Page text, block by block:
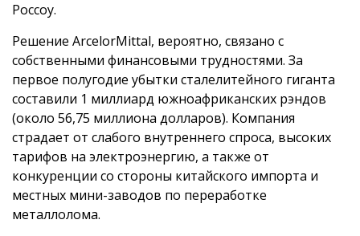
Россоу.
Решение ArcelorMittal, вероятно, связано с
собственными финансовыми трудностями. За
первое полугодие убытки сталелитейного гиганта
составили 1 миллиард южноафриканских рэндов
(около 56,75 миллиона долларов). Компания
страдает от слабого внутреннего спроса, высоких
тарифов на электроэнергию, а также от
конкуренции со стороны китайского импорта и
местных мини-заводов по переработке
металлолома.